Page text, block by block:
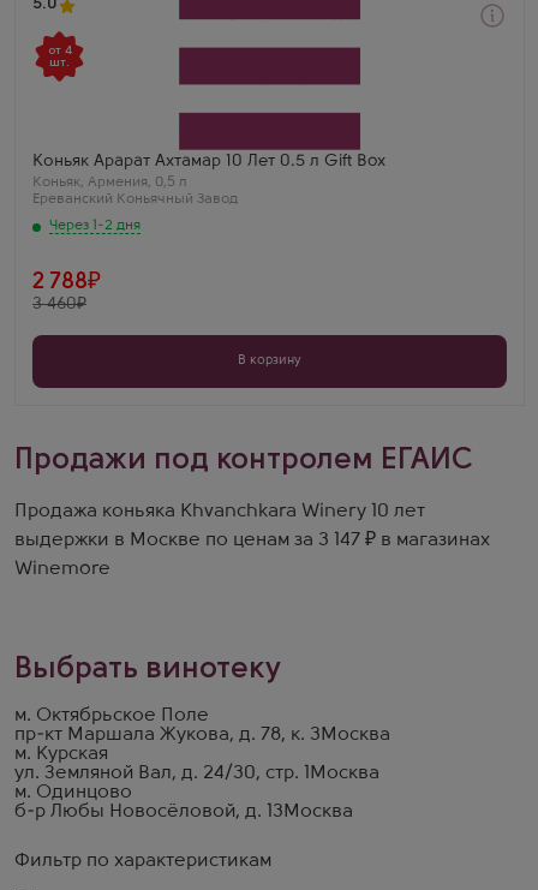
Фильтр по характеристикам
5.0
от 4
шт.
Коньяк Арарат Ахтамар 10 Лет 0.5 л Gift Box
Коньяк, Армения, 0,5 л
Ереванский Коньячный Завод
Через 1-2 дня
Через 1-2 дня
Коньяк
Ararat Akhtamar 10 Years Old в подарочной коробке
Регион
Ереван
Выдержка
10 лет
Дмитрий Самойлов
коробка выглядит шикарно.
2 788
3 460
В корзину
Продажи под контролем ЕГАИС
Продажа коньяка Khvanchkara Winery 10 лет
выдержки в Москве по ценам за 3 147 ₽ в магазинах
Winemore
Выбрать винотеку
м. Октябрьское Поле
пр-кт Маршала Жукова, д. 78, к. 3 Москва
м. Курская
ул. Земляной Вал, д. 24/30, стр. 1
Москва
м. Одинцово
б-р Любы Новосёловой, д. 13 Москва